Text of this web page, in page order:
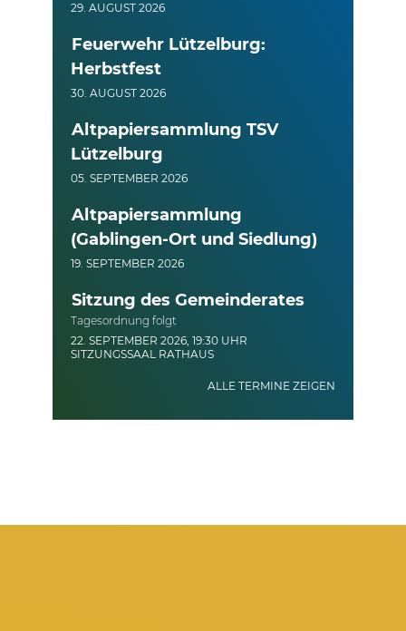
29. AUGUST 2026
Feuerwehr Lützelburg:
Herbstfest
30. AUGUST 2026
Altpapiersammlung TSV
Lützelburg
05. SEPTEMBER 2026
Altpapiersammlung
(Gablingen-Ort und Siedlung)
19. SEPTEMBER 2026
Sitzung des Gemeinderates
Tagesordnung folgt
22. SEPTEMBER 2026, 19:30 UHR
SITZUNGSSAAL RATHAUS
ALLE TERMINE ZEIGEN